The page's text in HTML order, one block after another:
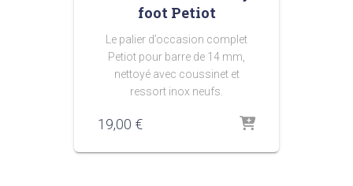
foot Petiot
Le palier d’occasion complet
Petiot pour barre de 14 mm,
nettoyé avec coussinet et
ressort inox neufs.
19,00 €